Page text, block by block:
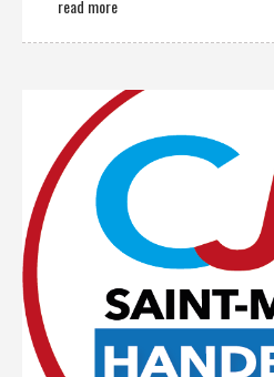
read more